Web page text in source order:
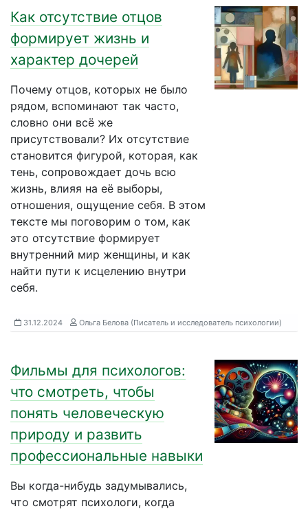
Как отсутствие отцов
формирует жизнь и
характер дочерей
Почему отцов, которых не было
рядом, вспоминают так часто,
словно они всё же
присутствовали? Их отсутствие
становится фигурой, которая, как
тень, сопровождает дочь всю
жизнь, влияя на её выборы,
отношения, ощущение себя. В этом
тексте мы поговорим о том, как
это отсутствие формирует
внутренний мир женщины, и как
найти пути к исцелению внутри
себя.
31.12.2024 Ольга Белова (Писатель и исследователь психологии)
Фильмы для психологов:
что смотреть, чтобы
понять человеческую
природу и развить
профессиональные навыки
Вы когда-нибудь задумывались,
что смотрят психологи, когда